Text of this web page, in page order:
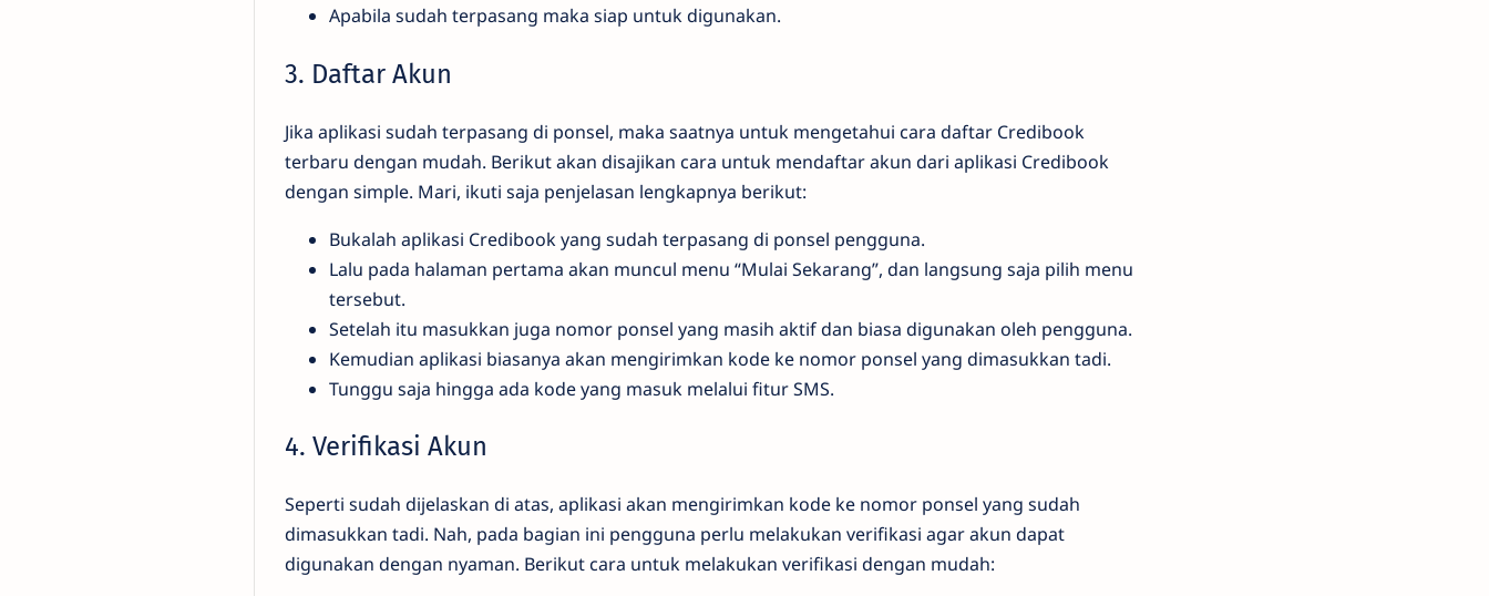
Apabila sudah terpasang maka siap untuk digunakan.
3. Daftar Akun
Jika aplikasi sudah terpasang di ponsel, maka saatnya untuk mengetahui cara daftar Credibook
terbaru dengan mudah. Berikut akan disajikan cara untuk mendaftar akun dari aplikasi Credibook
dengan simple. Mari, ikuti saja penjelasan lengkapnya berikut:
Bukalah aplikasi Credibook yang sudah terpasang di ponsel pengguna.
Lalu pada halaman pertama akan muncul menu “Mulai Sekarang”, dan langsung saja pilih menu
tersebut.
Setelah itu masukkan juga nomor ponsel yang masih aktif dan biasa digunakan oleh pengguna.
Kemudian aplikasi biasanya akan mengirimkan kode ke nomor ponsel yang dimasukkan tadi.
Tunggu saja hingga ada kode yang masuk melalui fitur SMS.
4. Verifikasi Akun
Seperti sudah dijelaskan di atas, aplikasi akan mengirimkan kode ke nomor ponsel yang sudah
dimasukkan tadi. Nah, pada bagian ini pengguna perlu melakukan verifikasi agar akun dapat
digunakan dengan nyaman. Berikut cara untuk melakukan verifikasi dengan mudah: